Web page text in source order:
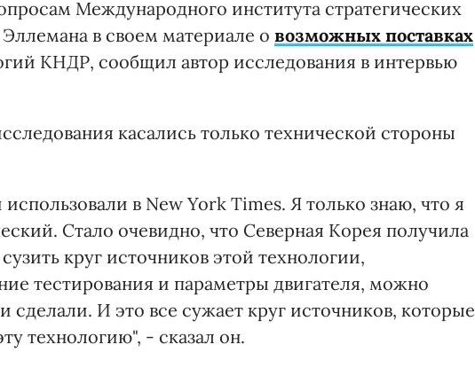
Международного института стратегических
в своем материале о возможных поставках
КНДР, сообщил автор исследования в интервью
касались только технической стороны
в New York Times. Я только знаю, что я
Стало очевидно, что Северная Корея получила
круг источников этой технологии,
тестирования и параметры двигателя, можно
сделали. И это все сужает круг источников, которые
технологию", - сказал он.